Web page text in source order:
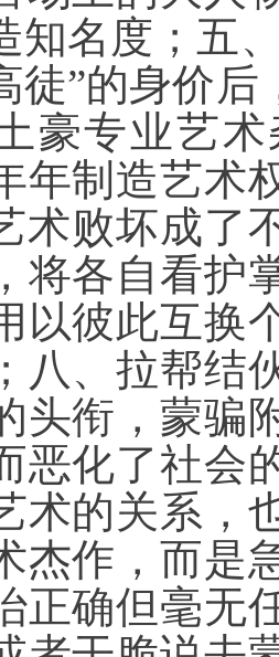
知名度；五
徒”的身价
豪专业艺
年制造艺术
败坏成了
将各自看护
以彼此互换
八、拉帮结
头衔，蒙骗
恶化了社会
术的关系，
杰作，而是
正确但毫无